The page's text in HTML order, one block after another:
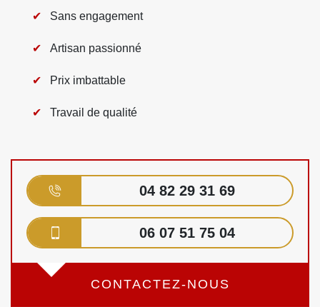
Sans engagement
Artisan passionné
Prix imbattable
Travail de qualité
04 82 29 31 69
06 07 51 75 04
CONTACTEZ-NOUS